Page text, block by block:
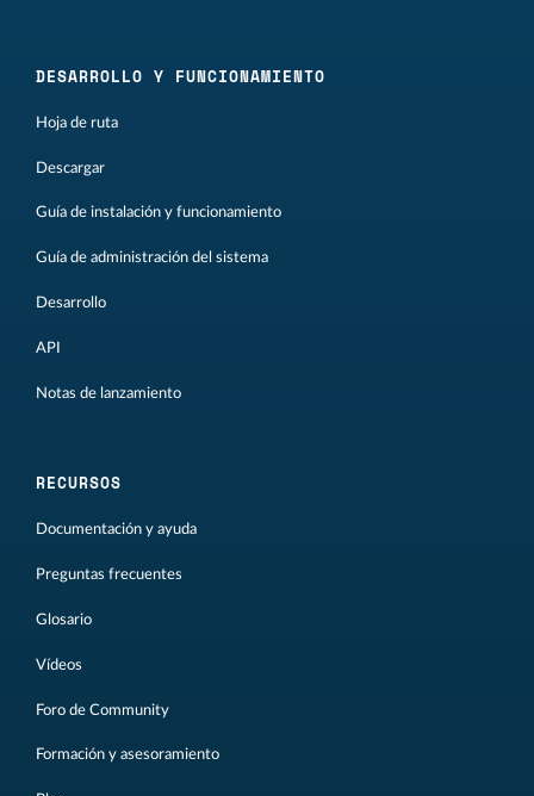
DESARROLLO Y FUNCIONAMIENTO
Hoja de ruta
Descargar
Guía de instalación y funcionamiento
Guía de administración del sistema
Desarrollo
API
Notas de lanzamiento
RECURSOS
Documentación y ayuda
Preguntas frecuentes
Glosario
Vídeos
Foro de Community
Formación y asesoramiento